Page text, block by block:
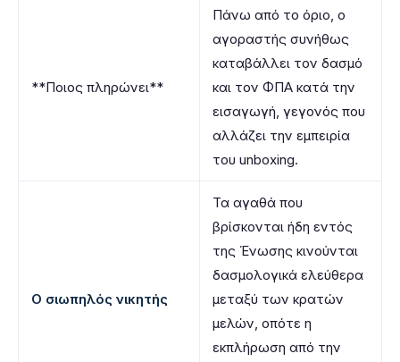
**Ποιος πληρώνει**
Πάνω από το όριο, ο
αγοραστής συνήθως
καταβάλλει τον δασμό
και τον ΦΠΑ κατά την
εισαγωγή, γεγονός που
αλλάζει την εμπειρία
του unboxing.
Ο σιωπηλός νικητής
Τα αγαθά που
βρίσκονται ήδη εντός
της Ένωσης κινούνται
δασμολογικά ελεύθερα
μεταξύ των κρατών
μελών, οπότε η
εκπλήρωση από την